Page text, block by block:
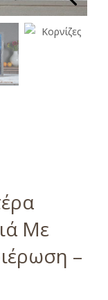
Με
–